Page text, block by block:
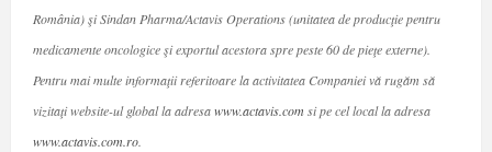
România) şi Sindan Pharma/Actavis Operations (unitatea de producţie pentru
medicamente oncologice şi exportul acestora spre peste 60 de pieţe externe).
Pentru mai multe informaţii referitoare la activitatea Companiei vă rugăm să
vizitaţi website-ul global la adresawww.actavis.comsi pe cel local la adresa
www.actavis.com.ro.